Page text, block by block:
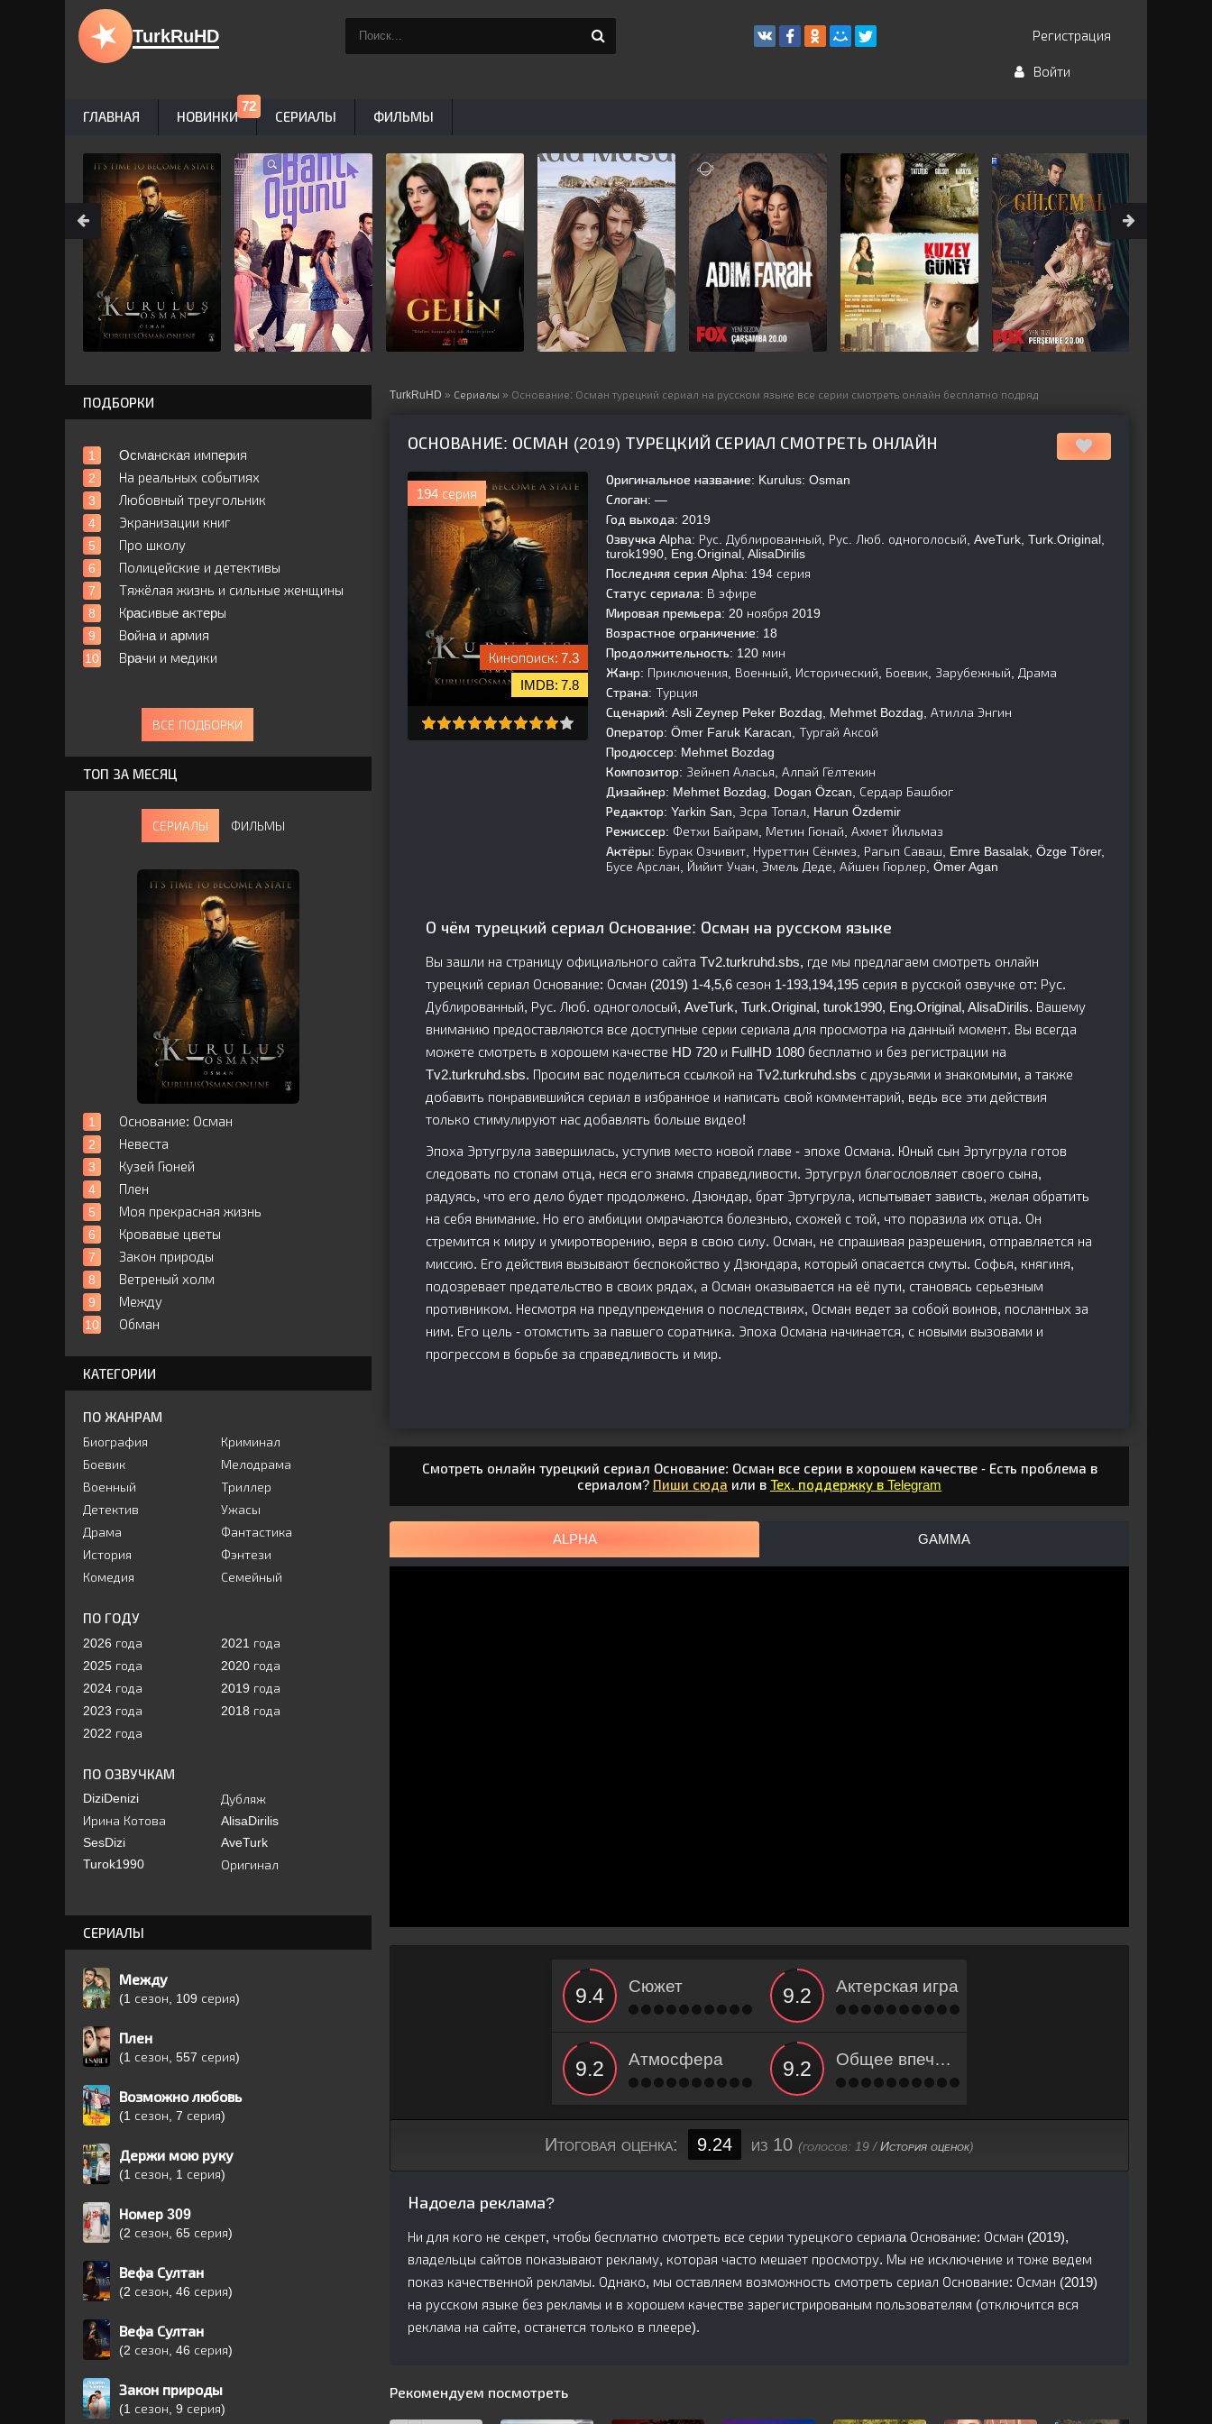
TurkRuHD » Сериалы » Основание: Осман турецкий сериал на русском языке все серии смотреть онлайн бесплатно подряд
ОСНОВАНИЕ: ОСМАН (2019) ТУРЕЦКИЙ СЕРИАЛ СМОТРЕТЬ ОНЛАЙН
194 серия
7.3
7.8
Оригинальное название: Kurulus: Osman
Слоган: —
Год выхода: 2019
Озвучка Alpha: Рус. Дублированный, Рус. Люб. одноголосый, AveTurk, Turk.Original,
turok1990, Eng.Original, AlisaDirilis
Последняя серия Alpha: 194 серия
Статус сериала: В эфире
Мировая премьера: 20 ноября 2019
Возрастное ограничение: 18
Продолжительность: 120 мин
Жанр: Приключения, Военный, Исторический, Боевик, Зарубежный, Драма
Страна: Турция
Сценарий: Asli Zeynep Peker Bozdag, Mehmet Bozdag, Атилла Энгин
Оператор: Ömer Faruk Karacan, Тургай Аксой
Продюссер: Mehmet Bozdag
Композитор: Зейнеп Аласья, Алпай Гёлтекин
Дизайнер: Mehmet Bozdag, Dogan Özcan, Сердар Башбюг
Редактор: Yarkin San, Эсра Топал, Harun Özdemir
Режиссер: Фетхи Байрам, Метин Гюнай, Ахмет Йильмаз
Актёры: Бурак Озчивит, Нуреттин Сёнмез, Рагып Саваш, Emre Basalak, Özge Törer,
Бусе Арслан, Йийит Учан, Эмель Деде, Айшен Гюрлер, Ömer Agan
О чём турецкий сериал Основание: Осман на русском языке
Вы зашли на страницу официального сайта Tv2.turkruhd.sbs, где мы предлагаем смотреть онлайн
турецкий сериал Основание: Осман (2019) 1-4,5,6 сезон 1-193,194,195 серия в русской озвучке от: Рус.
Дублированный, Рус. Люб. одноголосый, AveTurk, Turk.Original, turok1990, Eng.Original, AlisaDirilis. Вашему
вниманию предоставляются все доступные серии сериала для просмотра на данный момент. Вы всегда
можете смотреть в хорошем качестве HD 720 и FullHD 1080 бесплатно и без регистрации на
Tv2.turkruhd.sbs. Просим вас поделиться ссылкой на Tv2.turkruhd.sbs с друзьями и знакомыми, а также
добавить понравившийся сериал в избранное и написать свой комментарий, ведь все эти действия
только стимулируют нас добавлять больше видео!
Эпоха Эртугрула завершилась, уступив место новой главе - эпохе Османа. Юный сын Эртугрула готов
следовать по стопам отца, неся его знамя справедливости. Эртугрул благословляет своего сына,
радуясь, что его дело будет продолжено. Дзюндар, брат Эртугрула, испытывает зависть, желая обратить
на себя внимание. Но его амбиции омрачаются болезнью, схожей с той, что поразила их отца. Он
стремится к миру и умиротворению, веря в свою силу. Осман, не спрашивая разрешения, отправляется на
миссию. Его действия вызывают беспокойство у Дзюндара, который опасается смуты. Софья, княгиня,
подозревает предательство в своих рядах, а Осман оказывается на её пути, становясь серьезным
противником. Несмотря на предупреждения о последствиях, Осман ведет за собой воинов, посланных за
ним. Его цель - отомстить за павшего соратника. Эпоха Османа начинается, с новыми вызовами и
прогрессом в борьбе за справедливость и мир.
Смотреть онлайн турецкий сериал Основание: Осман все серии в хорошем качестве - Есть проблема в
сериалом? Пиши сюда или в Тех. поддержку в Telegram
ALPHA GAMMA
Сюжет Актерская игра
Атмосфера Общее впечатление
Итоговая оценка: 9.24 из 10 (голосов: 19 /История оценок)
Надоела реклама?
Ни для кого не секрет, чтобы бесплатно смотреть все серии турецкого сериалa Основание: Осман (2019),
владельцы сайтов показывают рекламу, которая часто мешает просмотру. Мы не исключение и тоже ведем
показ качественной рекламы. Однако, мы оставляем возможность смотреть сериал Основание: Осман (2019)
на русском языке без рекламы и в хорошем качестве зарегистрированым пользователям (отключится вся
реклама на сайте, останется только в плеере).
Рекомендуем посмотреть
ПОДБОРКИ
Ocмaнcкaя импepия
На реальных событиях
Любовный треугольник
Экранизации книг
Про школу
Полицейские и детективы
Тяжёлая жизнь и сильные женщины
Кpacивыe aктepы
Вoйнa и apмия
Вpaчи и мeдики
ВСЕ ПОДБОРКИ
ТОП ЗА МЕСЯЦ
СЕРИАЛЫ ФИЛЬМЫ
Основание: Осман
Невеста
Кузей Гюней
Плен
Моя прекрасная жизнь
Кровавые цветы
Закон природы
Ветреный холм
Между
Обман
КАТЕГОРИИ
ПО ЖАНРАМ
Биография
Боевик
Военный
Детектив
Драма
История
Комедия
Криминал
Мелодрама
Триллер
Ужасы
Фантастика
Фэнтези
Семейный
ПО ГОДУ
2026 года
2025 года
2024 года
2023 года
2022 года
2021 года
2020 года
2019 года
2018 года
ПО ОЗВУЧКАМ
DiziDenizi
Ирина Котова
SesDizi
Turok1990
Дубляж
AlisaDirilis
AveTurk
Оригинал
СЕРИАЛЫ
Между
(1 сезон, 109 серия)
Плен
(1 сезон, 557 серия)
Возможно любовь
(1 сезон, 7 серия)
Держи мою руку
(1 сезон, 1 серия)
Номер 309
(2 сезон, 65 серия)
Вефа Султан
(2 сезон, 46 серия)
Вефа Султан
(2 сезон, 46 серия)
Закон природы
(1 сезон, 9 серия)
TurkRuHD Регистрация
Войти
ГЛАВНАЯ НОВИНКИ СЕРИАЛЫ ФИЛЬМЫ